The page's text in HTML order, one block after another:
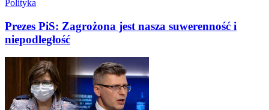
Polityka
Prezes PiS: Zagrożona jest nasza suwerenność i
niepodległość